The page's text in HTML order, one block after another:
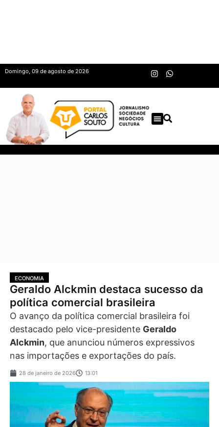
Domingo, 09 de agosto de 2026
ECONOMIA
Geraldo Alckmin destaca sucesso da
política comercial brasileira
O avanço da política comercial brasileira foi
destacado pelo vice-presidente Geraldo
Alckmin, que anunciou números expressivos
nas importações e exportações do país.
28 de janeiro de 2026 13:01